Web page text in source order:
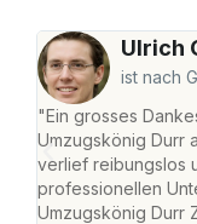
Ulrich
ist nach
"Ein grosses
Umzugskönig Durr
verlief reibungslos
professionellen
Umzugskönig Durr